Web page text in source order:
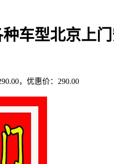
车型北京上
，优惠价：290.00